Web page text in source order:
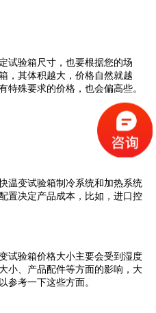
验箱尺寸，也要根据您的场
，其体积越大，价格自然就越
特殊要求的价格，也会偏高些。
变试验箱制冷系统和加热系统
置决定产品成本，比如，进口控
验箱价格大小主要会受到湿度
小、产品配件等方面的影响，大
参考一下这些方面。